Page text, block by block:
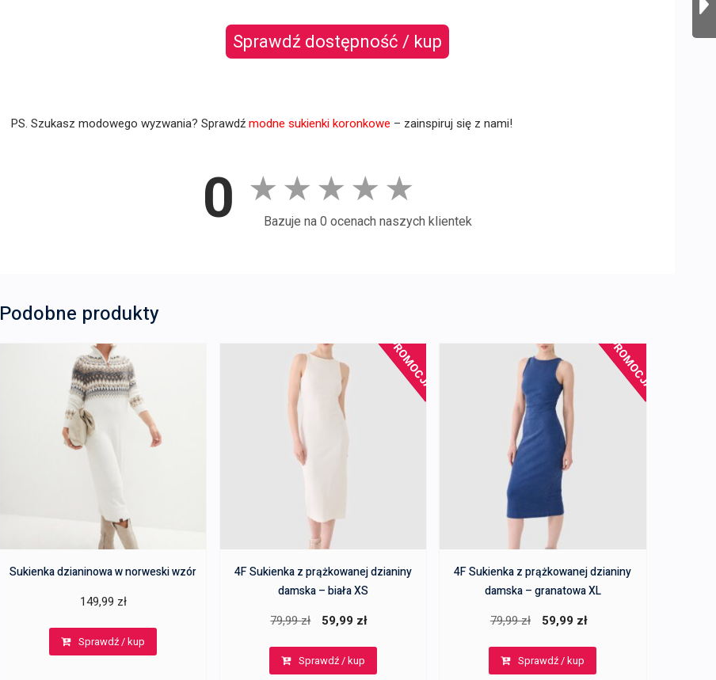
Sprawdź dostępność / kup
PS. Szukasz modowego wyzwania? Sprawdź modne sukienki koronkowe – zainspiruj się z nami!
0 ★ ★ ★ ★ ★
Bazuje na 0 ocenach naszych klientek
Podobne produkty
Sukienka dzianinowa w norweski wzór
149,99 zł
Sprawdź / kup
PROMOCJA!
4F Sukienka z prążkowanej dzianiny
damska – biała XS
79,99zł
Pierwotna
wynosiła:
59,99 zł
Sprawdź / kup
PROMOCJA!
4F Sukienka z prążkowanej dzianiny
damska – granatowa XL
79,99zł
Pierwotna
wynosiła:
59,99 zł
Sprawdź / kup